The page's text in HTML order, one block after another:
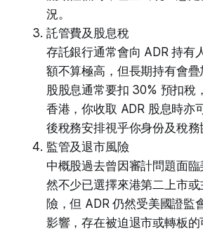
況。
託管費及股息稅
存託銀行通常會向 ADR 持有
額不算極高，但長期持有會
股股息通常要扣 30% 預扣稅
香港，你收取 ADR 股息時亦
後稅務安排視乎你身份及稅務
監管及退市風險
中概股過去曾因審計問題面
然不少已選擇來港第二上市
險，但 ADR 仍然受美國證監
影響，存在被迫退市或轉板的